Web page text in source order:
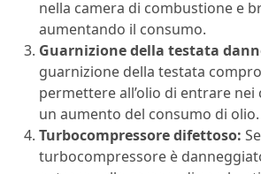
nella camera di combustione e
aumentando il consumo.
Guarnizione della testata
guarnizione della testata
permettere all’olio di entrare
un aumento del consumo di olio.
Turbocompressore difettoso:
turbocompressore è